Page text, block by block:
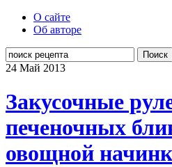
О сайте
Об авторе
Поиск
24 Май 2013
Закусочные
печеночных
овощной